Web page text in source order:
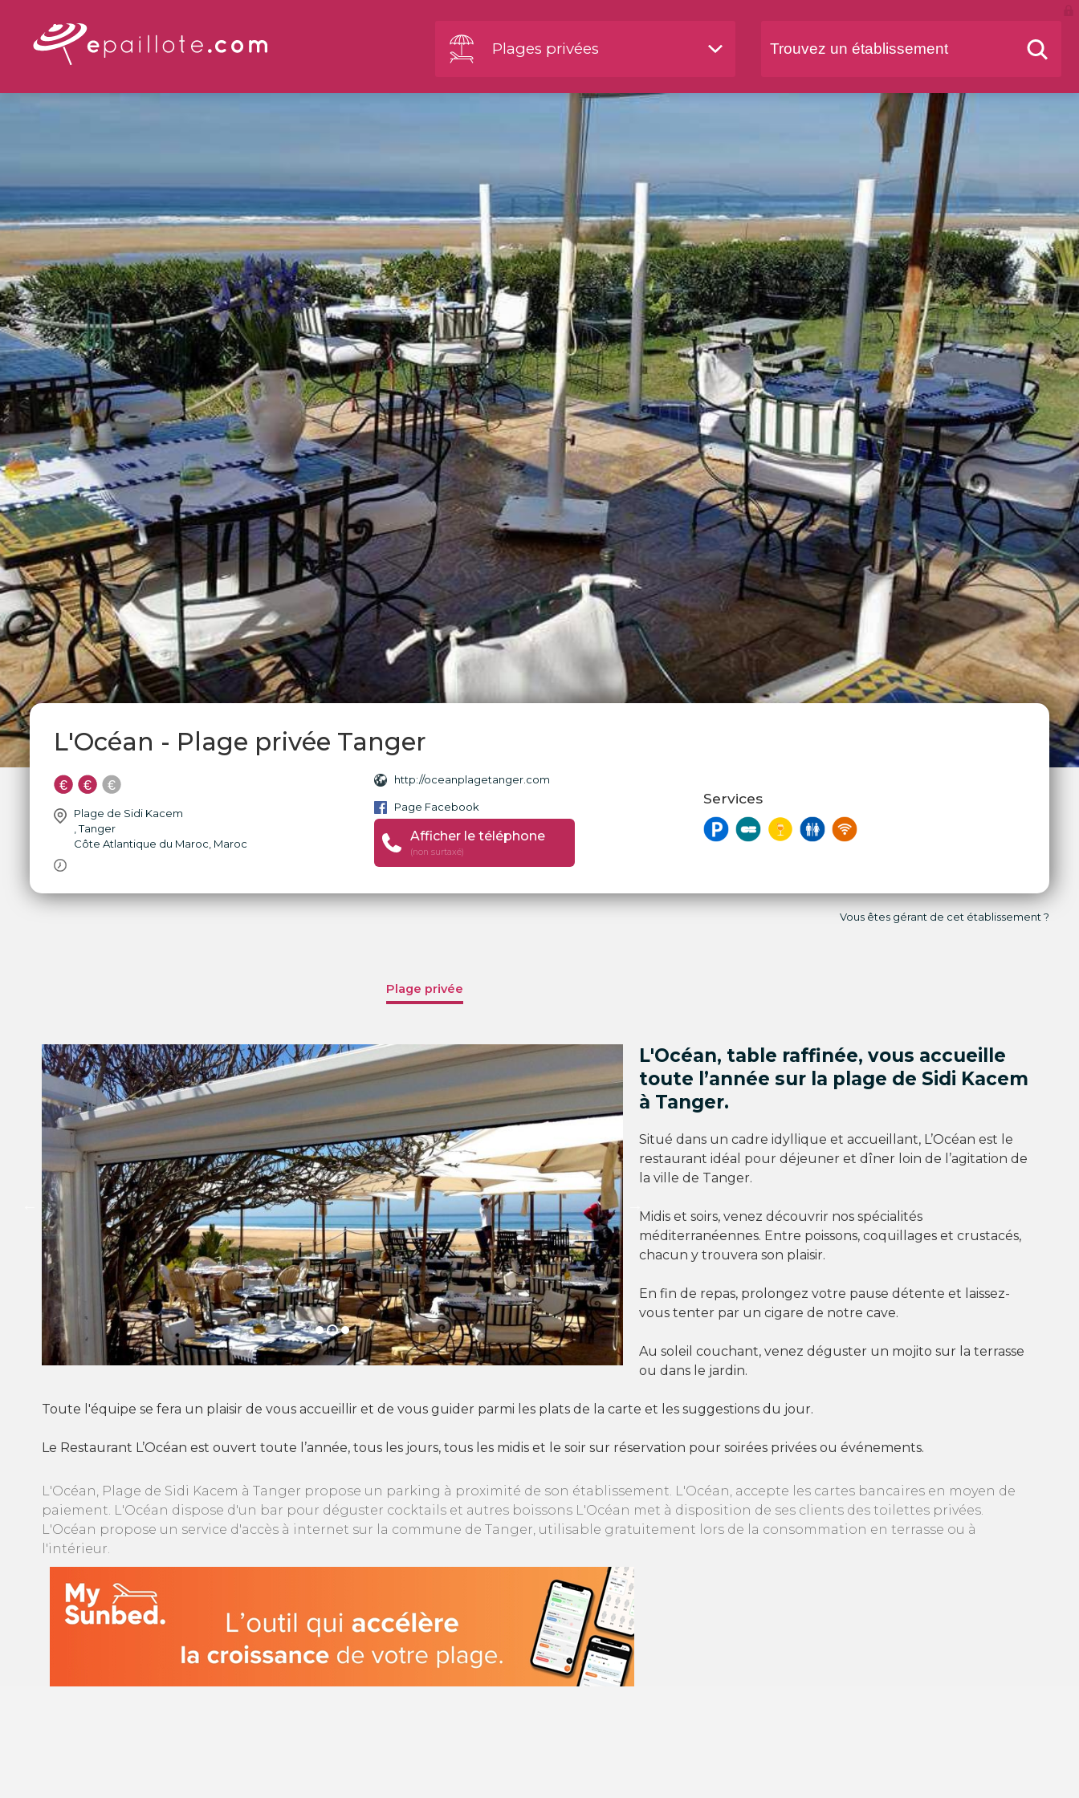
Plages privées
L'Océan - Plage privée Tanger
Plage de Sidi Kacem
,Tanger
Côte Atlantique du Maroc, Maroc
http://oceanplagetanger.com
Page Facebook
Afficher le téléphone
(non surtaxé)
Services
Vous êtes gérant de cet établissement ?
Plage privée
L'Océan, table raffinée, vous accueille
toute l’année sur la plage de Sidi Kacem
à Tanger.
Situé dans un cadre idyllique et accueillant, L’Océan est le
restaurant idéal pour déjeuner et dîner loin de l’agitation de
la ville de Tanger.
Midis et soirs, venez découvrir nos spécialités
méditerranéennes. Entre poissons, coquillages et crustacés,
chacun y trouvera son plaisir.
En fin de repas, prolongez votre pause détente et laissez-
vous tenter par un cigare de notre cave.
Au soleil couchant, venez déguster un mojito sur la terrasse
ou dans le jardin.
Toute l'équipe se fera un plaisir de vous accueillir et de vous guider parmi les plats de la carte et les suggestions du jour.
Le Restaurant L’Océan est ouvert toute l’année, tous les jours, tous les midis et le soir sur réservation pour soirées privées ou événements.
L'Océan, Plage de Sidi Kacem à Tanger propose un parking à proximité de son établissement. L'Océan, accepte les cartes bancaires en moyen de
paiement. L'Océan dispose d'un bar pour déguster cocktails et autres boissons L'Océan met à disposition de ses clients des toilettes privées.
L'Océan propose un service d'accès à internet sur la commune de Tanger, utilisable gratuitement lors de la consommation en terrasse ou à
l'intérieur.